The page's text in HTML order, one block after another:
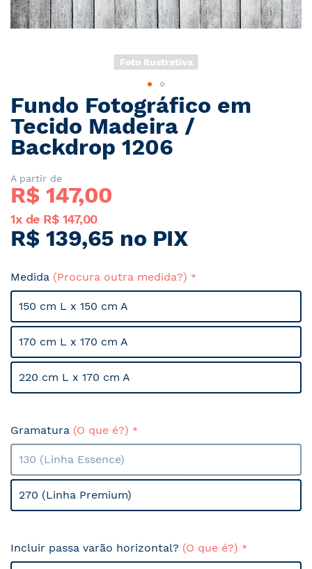
Foto Ilustrativa
Saltar
para
o
início
Galeria
de
imagens
Fundo Fotográfico em
Tecido Madeira /
Backdrop 1206
A partir de
R$ 147,00
1x de R$ 147,00
R$ 139,65 no PIX
Medida (Procura outra medida?)
150 cm L x 150 cm A
170 cm L x 170 cm A
220 cm L x 170 cm A
Gramatura (O que é?)
130 (Linha Essence)
270 (Linha Premium)
Incluir passa varão horizontal? (O que é?)